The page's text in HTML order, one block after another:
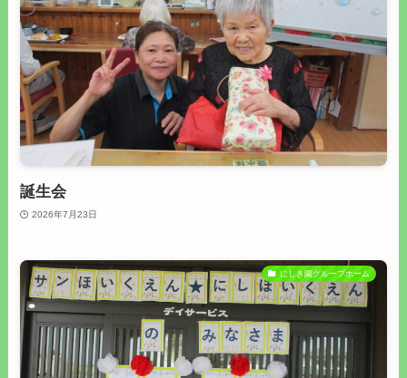
誕生会
2026年7月23日
にしき園グループホーム